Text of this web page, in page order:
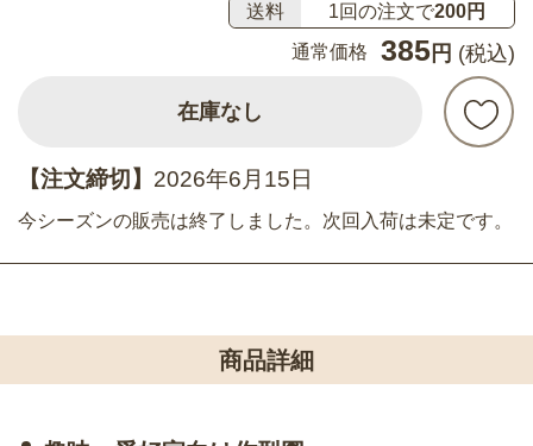
送料 1回の注文で200円
通常価格
385 円 (税込)
在庫なし
【注文締切】 2026年6月15日
今シーズンの販売は終了しました。次回入荷は未定です。
商品詳細